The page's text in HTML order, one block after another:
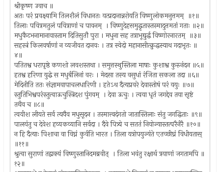
श्रीकृष्ण उवाच ॥
अतः परं प्रवक्ष्यामि तिलशैलं विधानतः यत्प्रदानान्नरोयति विष्णुलोकमनुत्तमम् ‍ ॥१॥
तिलाः पवित्रमतुलं पवित्राणां च पावनम् ‍ । विष्णुदेहसमुद्धृतास्तस्मादुत्तमतां गताः ॥२॥
मधुकैटभनामानावास्ताम दितिसुतौ पुरा । मधुना सह तत्राभूद्युर्द्ध विष्णोरनारतम् ‍ ॥३॥
सहस्त्रं किलवर्षाणां न व्यजीवत दानवः । तत्र स्वेदो महानासीत्क्रुद्धस्याथ गदाभृतः ॥
४॥
पतितश्व धरापृष्ठे कणशो लवशस्तथा । समुत्तस्थुस्तिला माषाः कुशाश्व कुरुनंदन ॥५॥
हतश्व हरिणा युद्धे स मधुर्बलिनां वरः । मेदसा तस्य वसुधां रंजिता सकला तदा ॥६॥
मेदिनीति ततः संज्ञामवापाचलधारिणी । हतेऽथ दैत्यप्रवरे देवास्तोषं परं ययुः ॥७॥
स्तुतिभिश्वपरंस्तुत्वाऊचुस्त्रिदश पुंगवम् ‍ । देवा ऊचुः । त्वया धृतं जगद्देव तया सृष्टं
तथैव च ॥८॥
त्वयीश लीयते सर्व त्ययैव मधुसूदन । तस्मात्त्वदंगतो जातास्तिलाः संतु जगद्धिताः ॥९॥
पालयंतु च देवेश हव्यकव्यानि सर्वदा । दैवे पित्र्ये च सततं नियोज्यास्तत्परैर्नरै ॥१०॥
न हि दैत्याः पिशाचा वा विघ्नं कुर्वति भारत । तिला यत्रोपयुज्यंते एतच्छीघ्रं विधीयतास् ‌
॥११॥
श्रुत्वा सुराणां तद्वाक्यं विष्णुस्तानिदमब्रवीत् ‍ । तिला भवंतु रक्षार्थ त्रयाणां जगतामपि ॥
१२॥